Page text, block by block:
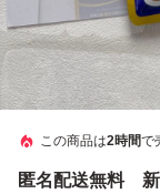
この商品は2時間で
匿名配送無料 新